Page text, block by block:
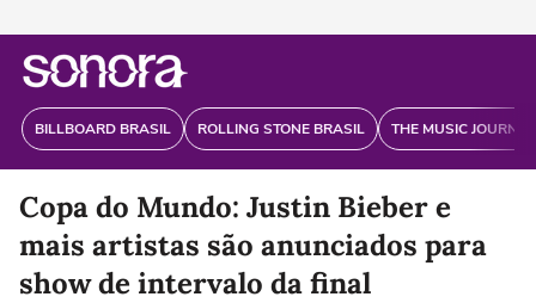
BILLBOARD BRASIL ROLLING STONE BRASIL THE MUSIC
Copa do Mundo: Justin Bieber e
mais artistas são anunciados para
show de intervalo da final